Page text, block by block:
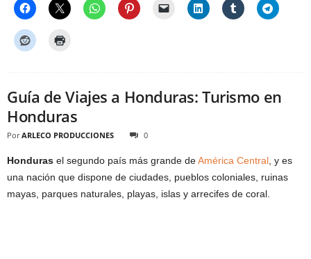
Guía de Viajes a Honduras: Turismo en
Honduras
Por ARLECO PRODUCCIONES 0
Honduras el segundo país más grande deAmérica Central , y es
una nación que dispone de ciudades, pueblos coloniales, ruinas
mayas, parques naturales, playas, islas y arrecifes de coral.